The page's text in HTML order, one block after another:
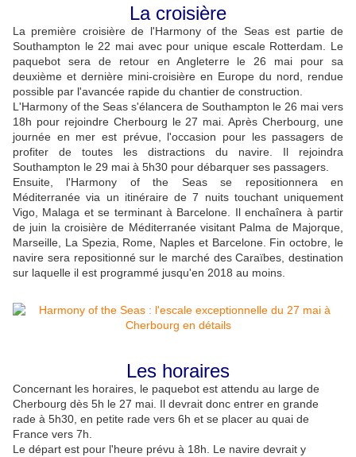
La croisière
La première croisière de l'Harmony of the Seas est partie de
Southampton le 22 mai avec pour unique escale Rotterdam. Le
paquebot sera de retour en Angleterre le 26 mai pour sa
deuxième et dernière mini-croisière en Europe du nord, rendue
possible par l'avancée rapide du chantier de construction.
L'Harmony of the Seas s'élancera de Southampton le 26 mai vers
18h pour rejoindre Cherbourg le 27 mai. Après Cherbourg, une
journée en mer est prévue, l'occasion pour les passagers de
profiter de toutes les distractions du navire. Il rejoindra
Southampton le 29 mai à 5h30 pour débarquer ses passagers.
Ensuite, l'Harmony of the Seas se repositionnera en
Méditerranée via un itinéraire de 7 nuits touchant uniquement
Vigo, Malaga et se terminant à Barcelone. Il enchaînera à partir
de juin la croisière de Méditerranée visitant Palma de Majorque,
Marseille, La Spezia, Rome, Naples et Barcelone. Fin octobre, le
navire sera repositionné sur le marché des Caraïbes, destination
sur laquelle il est programmé jusqu'en 2018 au moins.
Les horaires
Concernant les horaires, le paquebot est attendu au large de
Cherbourg dès 5h le 27 mai. Il devrait donc entrer en grande
rade à 5h30, en petite rade vers 6h et se placer au quai de
France vers 7h.
Le départ est pour l'heure prévu à 18h. Le navire devrait y